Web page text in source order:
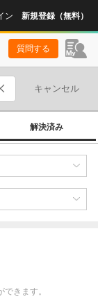
ン 新規登録（無料）
質問する
キャンセル
解決済み
きます。